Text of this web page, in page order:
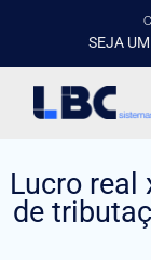
SEJA
Lucro real
de